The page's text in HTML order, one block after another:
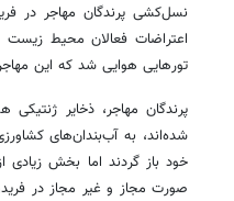
نسل‌کشی پرندگان مهاجر در
اعتراضات فعالان محیط
تورهایی هوایی شد که این
پرندگان مهاجر، ذخایر
شده‌اند، به آب‌بندان‌های
خود باز گردند اما بخش زیادی
صورت مجاز و غیر مجاز در